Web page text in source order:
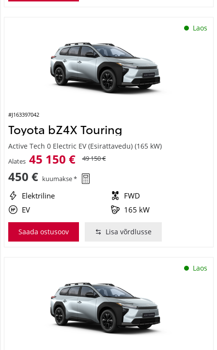
Laos
#J163397042
Toyota bZ4X Touring
Active Tech 0 Electric EV (Esirattavedu) (165 kW)
Alates 45 150 € 49 150 €
450 € kuumakse *
Elektriline
FWD
EV
165 kW
Saada ostusoov Lisa võrdlusse
Laos